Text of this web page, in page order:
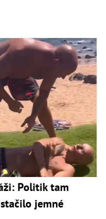
Politik tam
jemné